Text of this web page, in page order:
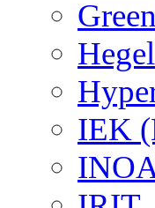
Hegel
IEK